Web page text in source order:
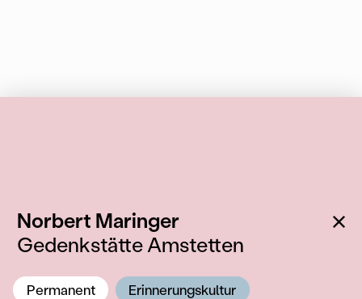
Norbert Maringer:
Gedenkstätte Amstetten
Permanent Erinnerungskultur